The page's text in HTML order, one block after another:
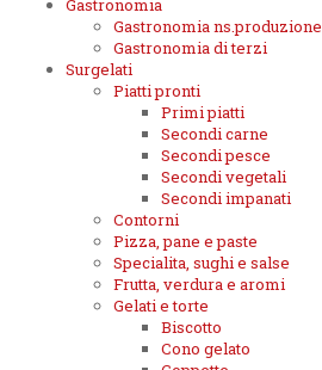
Gastronomia
Gastronomia ns.produzione
Gastronomia di terzi
Surgelati
Piatti pronti
Primi piatti
Secondi carne
Secondi pesce
Secondi vegetali
Secondi impanati
Contorni
Pizza, pane e paste
Specialita, sughi e salse
Frutta, verdura e aromi
Gelati e torte
Biscotto
Cono gelato